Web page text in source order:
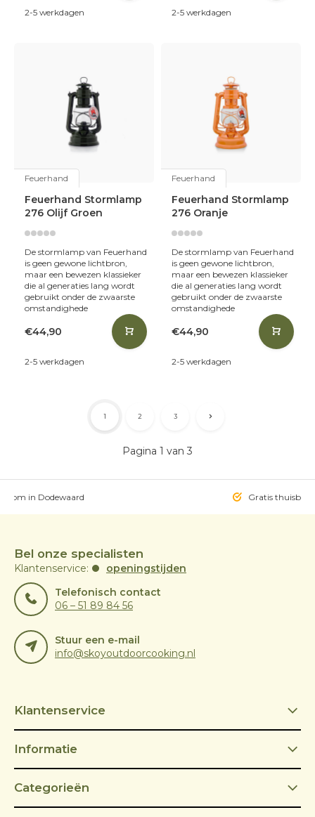
2-5 werkdagen 2-5 werkdagen
Feuerhand
Feuerhand Stormlamp
276 Olijf Groen
De stormlamp van Feuerhand
is geen gewone lichtbron,
maar een bewezen klassieker
die al generaties lang wordt
gebruikt onder de zwaarste
omstandighede
€44,90
2-5 werkdagen
Feuerhand
Feuerhand Stormlamp
276 Oranje
De stormlamp van Feuerhand
is geen gewone lichtbron,
maar een bewezen klassieker
die al generaties lang wordt
gebruikt onder de zwaarste
omstandighede
€44,90
2-5 werkdagen
Pagina 1 van 3
1 2 3
in Dodewaard Gratis
Bel onze specialisten
Klantenservice:
openingstijden
Telefonisch contact
06 – 51 89 84 56
Stuur een e-mail
info@skoyoutdoorcooking.nl
Klantenservice
Informatie
Categorieën